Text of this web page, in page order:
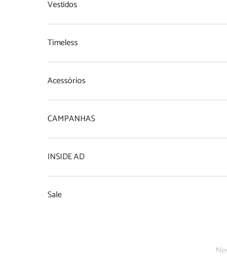
Vestidos
Timeless
Acessórios
CAMPANHAS
INSIDE AD
Sale